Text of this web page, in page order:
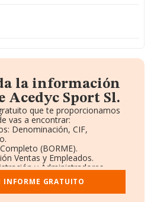
la información
Acedyc Sport Sl.
que te proporcionamos
vas a encontrar:
Denominación, CIF,
(BORME).
Ventas y Empleados.
y Administradores.
en otras empresas.
INFORME GRATUITO